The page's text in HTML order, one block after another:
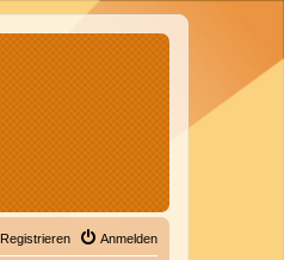
Anmelden
Registrieren